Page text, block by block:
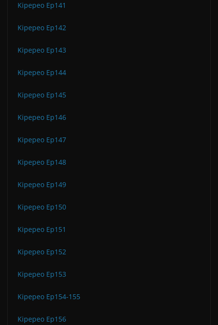
Kipepeo Ep141
Kipepeo Ep142
Kipepeo Ep143
Kipepeo Ep144
Kipepeo Ep145
Kipepeo Ep146
Kipepeo Ep147
Kipepeo Ep148
Kipepeo Ep149
Kipepeo Ep150
Kipepeo Ep151
Kipepeo Ep152
Kipepeo Ep153
Kipepeo Ep154-155
Kipepeo Ep156